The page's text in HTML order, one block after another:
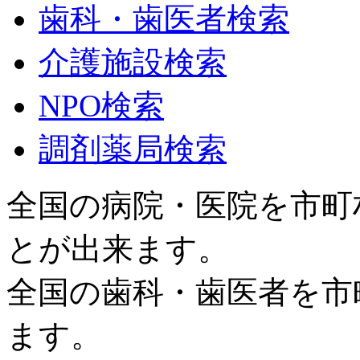
歯科・歯医者検索
介護施設検索
NPO検索
調剤薬局検索
全国の病院・医院を市
とが出来ます。
全国の歯科・歯医者を
ます。